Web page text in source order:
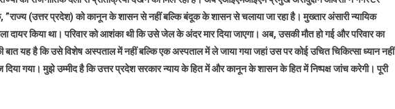
की
मौत
पर
असदुद्दीन
ओवैसी
”राज्य (उत्तर प्रदेश) को कानून के शासन से नहीं बल्कि बंदूक के शासन से चलाया जा रहा है। मुख्तार अंसारी न्यायिक
दायर किया था। परिवार को आशंका थी कि उसे जेल के अंदर मार दिया जाएगा। अब, उसकी मौत हो गई और परिवार का
बात यह है कि उसे विशेष अस्पताल में नहीं बल्कि एक अस्पताल में ले जाया गया जहां उस पर कोई उचित चिकित्सा ध्यान नहीं
गया। मुझे उम्मीद है कि उत्तर प्रदेश सरकार न्याय के हित में और कानून के शासन के हित में निष्पक्ष जांच करेगी। पूरी